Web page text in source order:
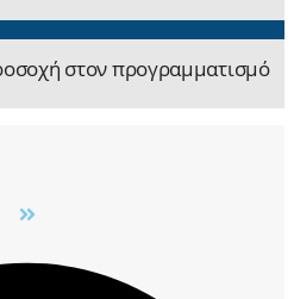
στον προγραμματισμό